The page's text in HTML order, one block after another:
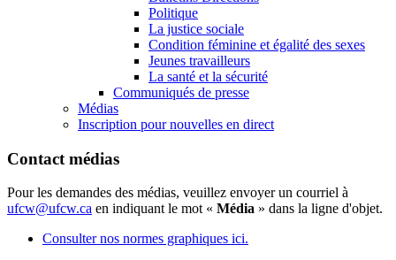
Politique
La justice sociale
Condition féminine et égalité des sexes
Jeunes travailleurs
La santé et la sécurité
Communiqués de presse
Médias
Inscription pour nouvelles en direct
Contact médias
Pour les demandes des médias, veuillez envoyer un courriel à
ufcw@ufcw.ca en indiquant le mot « Média » dans la ligne d'objet.
Consulter nos normes graphiques ici.